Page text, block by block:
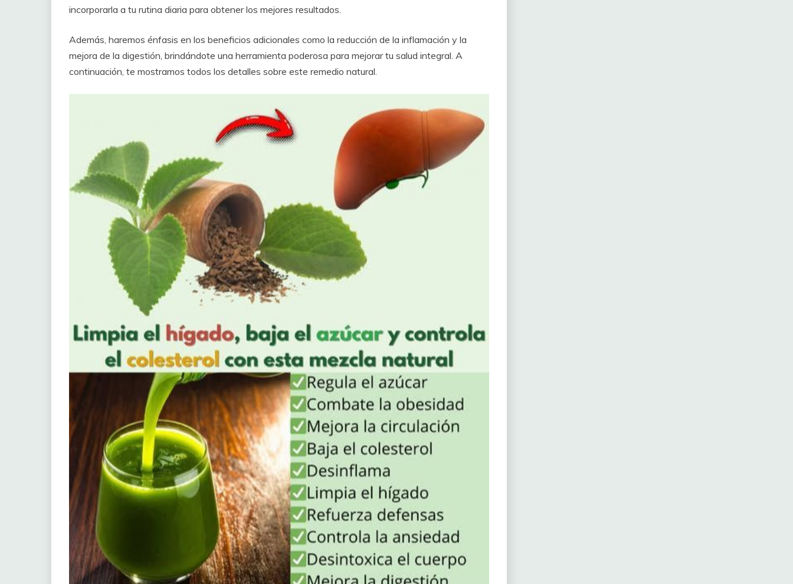
incorporarla a tu rutina diaria para obtener los mejores resultados.
Además, haremos énfasis en los beneficios adicionales como la reducción de la inflamación y la
mejora de la digestión, brindándote una herramienta poderosa para mejorar tu salud integral. A
continuación, te mostramos todos los detalles sobre este remedio natural.